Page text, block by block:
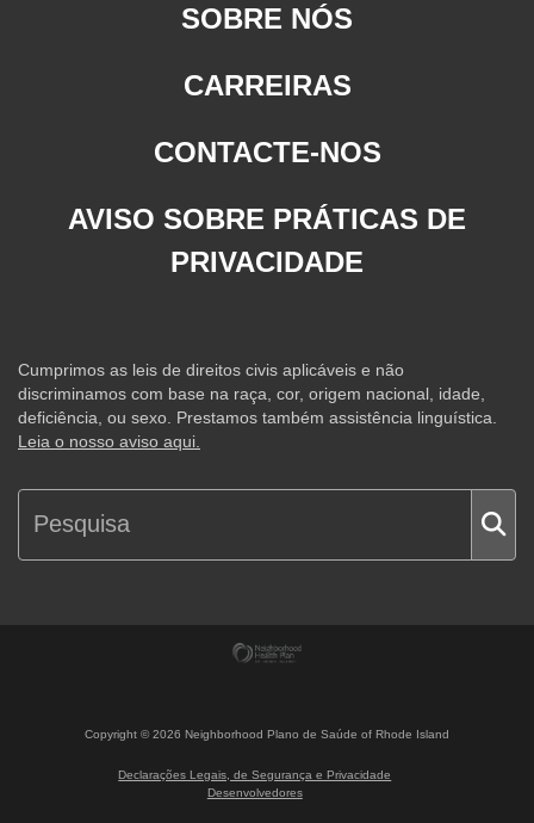
SOBRE NÓS
CARREIRAS
CONTACTE-NOS
AVISO SOBRE PRÁTICAS DE
PRIVACIDADE
Cumprimos as leis de direitos civis aplicáveis e não
discriminamos com base na raça, cor, origem nacional, idade,
deficiência, ou sexo. Prestamos também assistência linguística.
Leia o nosso aviso aqui.
Copyright ©2026 Neighborhood Plano de Saúde of Rhode Island
Declarações Legais, de Segurança e Privacidade
Desenvolvedores